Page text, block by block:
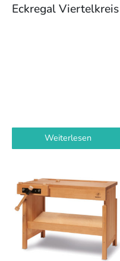
Eckregal Viertelkreis
Weiterlesen